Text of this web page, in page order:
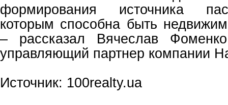
формирования источника
которым способна быть
– рассказал Вячеслав
управляющий партнер компании
Источник: 100realty.ua